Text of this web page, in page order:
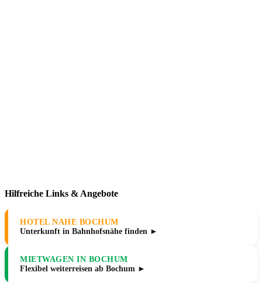
Hilfreiche Links & Angebote
HOTEL NAHE BOCHUM
Unterkunft in Bahnhofsnähe finden ►
MIETWAGEN IN BOCHUM
Flexibel weiterreisen ab Bochum ►